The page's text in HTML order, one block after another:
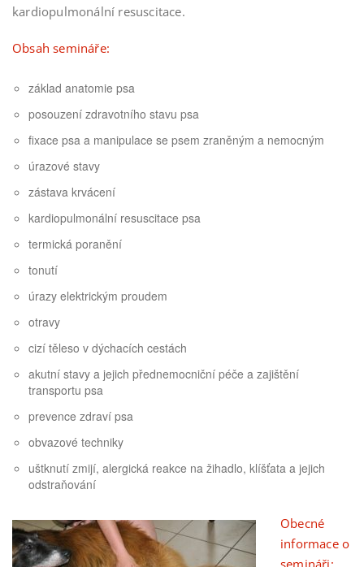
kardiopulmonální resuscitace.
Obsah semináře:
základ anatomie psa
posouzení zdravotního stavu psa
fixace psa a manipulace se psem zraněným a nemocným
úrazové stavy
zástava krvácení
kardiopulmonální resuscitace psa
termická poranění
tonutí
úrazy elektrickým proudem
otravy
cizí těleso v dýchacích cestách
akutní stavy a jejich přednemocniční péče a zajištění
transportu psa
prevence zdraví psa
obvazové techniky
uštknutí zmijí, alergická reakce na žihadlo, klíšťata a jejich
odstraňování
Obecné
informace o
semináři: